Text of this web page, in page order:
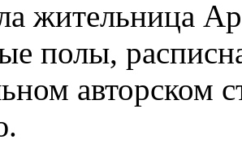
жительница
полы,
авторском